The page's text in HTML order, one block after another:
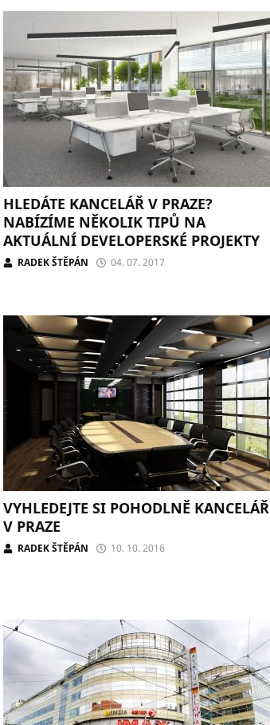
HLEDÁTE KANCELÁŘ V PRAZE?
NABÍZÍME NĚKOLIK TIPŮ NA
AKTUÁLNÍ DEVELOPERSKÉ PROJEKTY
RADEK ŠTĚPÁN 04. 07. 2017
VYHLEDEJTE SI POHODLNĚ KANCELÁŘ
V PRAZE
RADEK ŠTĚPÁN 10. 10. 2016